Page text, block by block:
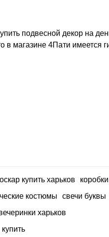
подвесной декор на
в магазине 4Пати имеется
купить харьков
костюмы
свечи буквы
харьков